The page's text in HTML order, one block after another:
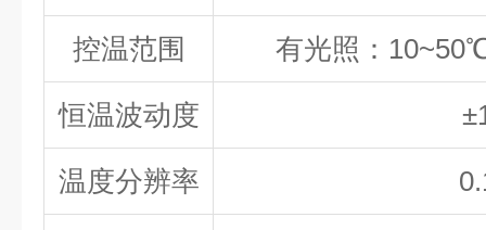
控温范围 有光照：
恒温波动度
温度分辨率